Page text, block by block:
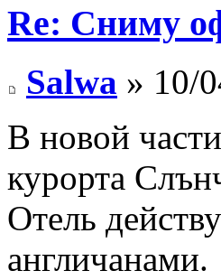
Re: Сниму
Salwa » 10/
В новой
курорта
Отель
англичанами.